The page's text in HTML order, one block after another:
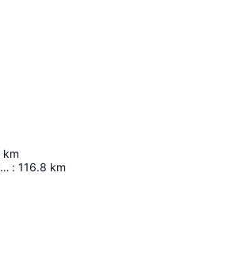
km
Aeropuerto Internacional Rafael Núñez : 116.8 km